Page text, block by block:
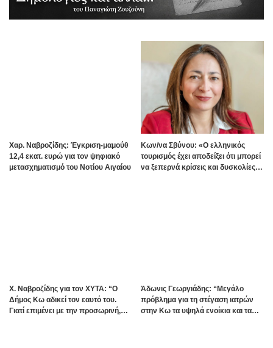
Χαρ. Ναβροζίδης: Έγκριση-μαμούθ
12,4 εκατ. ευρώ για τον ψηφιακό
μετασχηματισμό του Νοτίου Αιγαίου
Kων/να Σβύνου: «Ο ελληνικός
τουρισμός έχει αποδείξει ότι μπορεί
να ξεπερνά κρίσεις και δυσκολίες»
Χ. Ναβροζίδης για τον ΧΥΤΑ: “Ο
Δήμος Κω αδικεί τον εαυτό του.
Γιατί επιμένει με την προσωρινή,
Άδωνις Γεωργιάδης: “Μεγάλο
πρόβλημα για τη στέγαση ιατρών
στην Κω τα υψηλά ενοίκια και τα